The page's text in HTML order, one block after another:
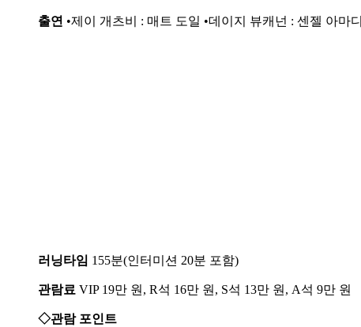
출연 •제이 개츠비 : 매트 도일 •데이지 뷰캐넌 : 센젤 아마
러닝타임 155분(인터미션 20분 포함)
관람료 VIP 19만 원, R석 16만 원, S석 13만 원, A석 9만 원
◇관람 포인트